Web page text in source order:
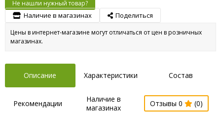
Не нашли нужный товар?
Наличие в магазинах Поделиться
Цены в интернет-магазине могут отличаться от цен в розничных
магазинах.
Описание Характеристики Состав
Рекомендации
Наличие в
магазинах
Отзывы 0 (0)